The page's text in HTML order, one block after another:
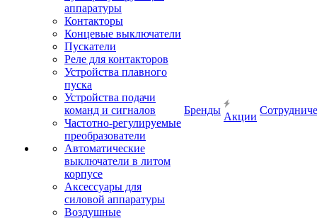
аппаратуры
Контакторы
Концевые выключатели
Пускатели
Реле для контакторов
Устройства плавного
пуска
Устройства подачи
команд и сигналов
Частотно-регулируемые
преобразователи
Автоматические
выключатели в литом
корпусе
Аксессуары для
силовой аппаратуры
Воздушные
Бренды
Акции